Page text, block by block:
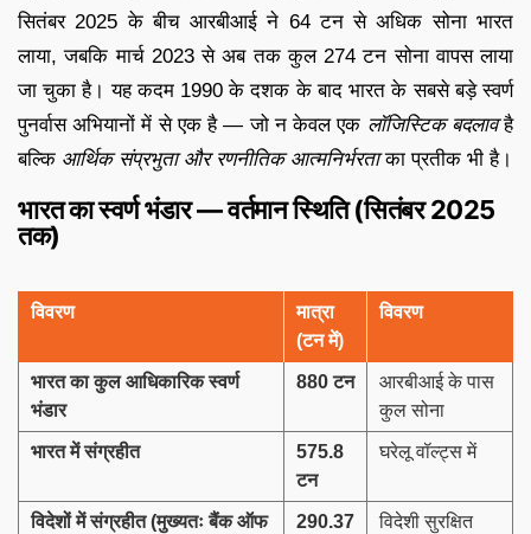
सितंबर 2025 के बीच आरबीआई ने 64 टन से अधिक सोना भारत
लाया, जबकि मार्च 2023 से अब तक कुल 274 टन सोना वापस लाया
जा चुका है। यह कदम 1990 के दशक के बाद भारत के सबसे बड़े स्वर्ण
पुनर्वास अभियानों में से एक है — जो न केवल एक लॉजिस्टिक बदलावहै
बल्कि आर्थिक संप्रभुता और रणनीतिक आत्मनिर्भरताका प्रतीक भी है।
भारत का स्वर्ण भंडार — वर्तमान स्थिति (सितंबर 2025
तक)
विवरण
मात्रा
(टन में)
विवरण
भारत का कुल आधिकारिक स्वर्ण
भंडार
880 टन
आरबीआई के पास
कुल सोना
भारत में संग्रहीत
575.8
टन
घरेलू वॉल्ट्स में
विदेशों में संग्रहीत (मुख्यतः बैंक ऑफ
290.37
विदेशी सुरक्षित